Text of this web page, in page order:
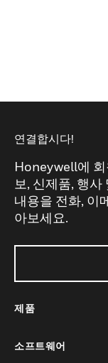
연결합시다!
Honeywell에 회
보, 신제품, 행사
내용을 전화, 이
아보세요.
제품
소프트웨어